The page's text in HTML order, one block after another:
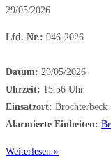
29/05/2026
Lfd. Nr.: 046-2026
Datum: 29/05/2026
Uhrzeit: 15:56 Uhr
Einsatzort: Brochterbeck
Alarmierte Einheiten:
Weiterlesen »